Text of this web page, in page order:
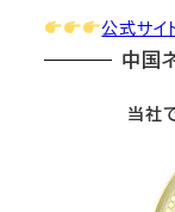
公式サイ
中国
当社